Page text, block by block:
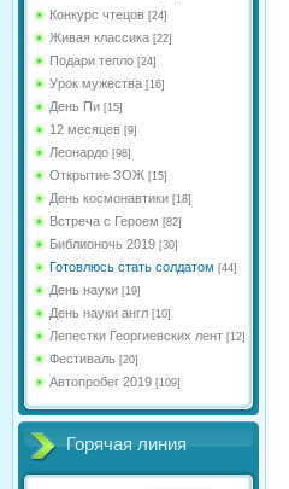
Конкурс чтецов [24]
Живая классика [22]
Подари тепло [24]
Урок мужества [16]
День Пи [15]
12 месяцев [9]
Леонардо [98]
Открытие ЗОЖ [15]
День космонавтики [18]
Встреча с Героем [82]
Библионочь 2019 [30]
Готовлюсь стать солдатом [44]
День науки [19]
День науки англ [10]
Лепестки Георгиевских лент [12]
Фестиваль [20]
Автопробег 2019 [109]
Горячая линия